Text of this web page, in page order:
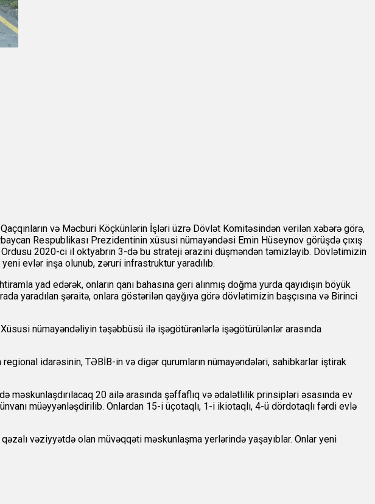
və Məcburi Köçkünlərin İşləri üzrə Dövlət Komitəsindən verilən xəbərə görə,
Respublikası Prezidentinin xüsusi nümayəndəsi Emin Hüseynov görüşdə çıxış
2020-ci il oktyabrın 3-də bu strateji ərazini düşməndən təmizləyib. Dövlətimizin
evlər inşa olunub, zəruri infrastruktur yaradılıb.
yad edərək, onların qanı bahasına geri alınmış doğma yurda qayıdışın böyük
yaradılan şəraitə, onlara göstərilən qayğıya görə dövlətimizin başçısına və Birinci
nümayəndəliyin təşəbbüsü ilə işəgötürənlərlə işəgötürülənlər arasında
idarəsinin, TƏBİB-in və digər qurumların nümayəndələri, sahibkarlar iştirak
məskunlaşdırılacaq 20 ailə arasında şəffaflıq və ədalətlilik prinsipləri əsasında ev
müəyyənləşdirilib. Onlardan 15-i üçotaqlı, 1-i ikiotaqlı, 4-ü dördotaqlı fərdi evlə
vəziyyətdə olan müvəqqəti məskunlaşma yerlərində yaşayıblar. Onlar yeni